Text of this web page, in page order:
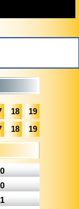
18 19
18 19